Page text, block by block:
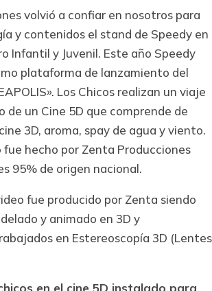
volvió a confiar en nosotros para
y contenidos el stand de Speedy en
Infantil y Juvenil. Este año Speedy
plataforma de lanzamiento del
Los Chicos realizan un viaje
un Cine 5D que comprende de
3D, aroma, spay de agua y viento.
fue hecho por Zenta Producciones
95% de origen nacional.
fue producido por Zenta siendo
y animado en 3D y
en Estereoscopía 3D (Lentes
en el cine 5D instalado para